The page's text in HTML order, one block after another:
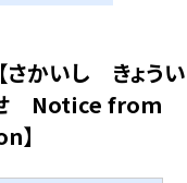
さかいし きょうい
Notice from
】